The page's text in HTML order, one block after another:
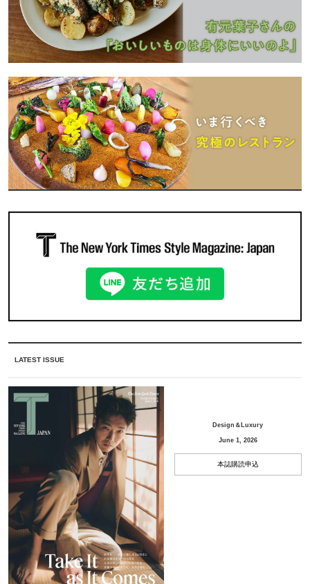
LATEST ISSUE
Design＆Luxury
June 1, 2026
本誌購読申込